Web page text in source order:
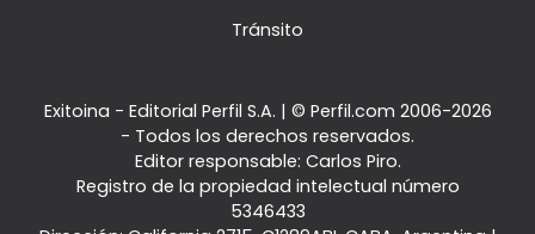
Tránsito
Exitoina - Editorial Perfil S.A. | © Perfil.com 2006-2026
- Todos los derechos reservados.
Editor responsable: Carlos Piro.
Registro de la propiedad intelectual número
5346433